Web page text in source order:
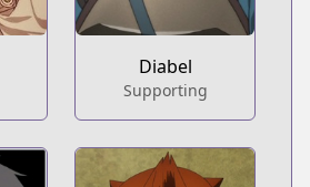
Diabel
Supporting